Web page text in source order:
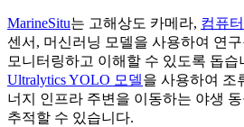
MarineSitu는 고해상도 카메라, 컴퓨
센서, 머신러닝 모델을 사용하여 연
모니터링하고 이해할 수 있도록 돕습
Ultralytics YOLO 모델을 사용하여 조
너지 인프라 주변을 이동하는 야생
추적할 수 있습니다.